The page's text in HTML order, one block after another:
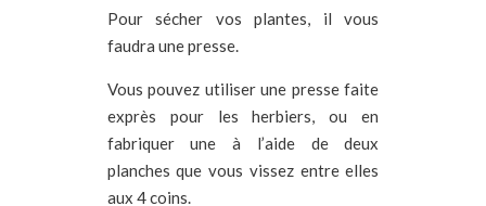
Pour sécher vos plantes, il vous
faudra une presse.
Vous pouvez utiliser une presse faite
exprès pour les herbiers, ou en
fabriquer une à l’aide de deux
planches que vous vissez entre elles
aux 4 coins.